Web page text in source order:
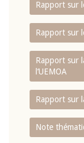
Rapport sur
Rapport sur
Rapport sur
l‘UEMOA
Rapport sur
Note